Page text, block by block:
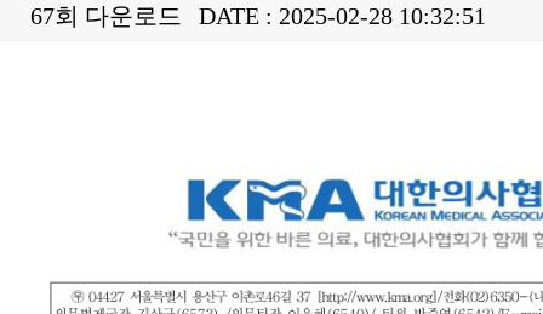
67회 다운로드
DATE : 2025-02-28 10:32:51